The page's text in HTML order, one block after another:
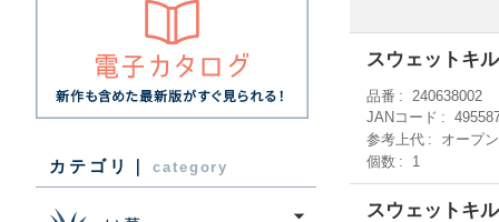
スウェット
品番
240638002
JANコード
参考上代
オープン
個数
1
スウェット
カテゴリ｜ category